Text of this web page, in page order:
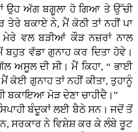
ਉਹ ਅੱਗ ਬਗੂਲਾ ਹੋ ਗਿਆ ਤੇ ਉੱਚੀ
ਬਕਾਏ ਨੇ, ਮੈਂ ਕੋਠੀ ਤਾਂ ਨਹੀਂ ਪਾ
ਵਲ ਬੜੀਆਂ ਕੌੜ ਨਜ਼ਰਾਂ ਨਾਲ
ਵੱਡਾ ਗੁਨਾਹ ਕਰ ਦਿਤਾ ਹੋਵੇ।
ਅਸੂਲ ਦੀ ਸੀ। ਮੈਂ ਕਿਹਾ, “ ਭਾਈ
ਗੁਨਾਹ ਤਾਂ ਨਹੀਂ ਕੀਤਾ, ਤੁਹਾਨੂੰ
ਬਕਾਇਆ ਮੋੜ ਦੇਣਾ ਚਾਹੀਦੈ।”
ਬੰਦੂਕਾਂ ਲਈ ਬੈਠੇ ਸਨ। ਜਦੋਂ ਤੋਂ
ਸਰਕਾਰ ਨੇ ਵਿਸ਼ੇਸ਼ ਕਰ ਕੇ ਲੰਬੇ ਰੂਟ